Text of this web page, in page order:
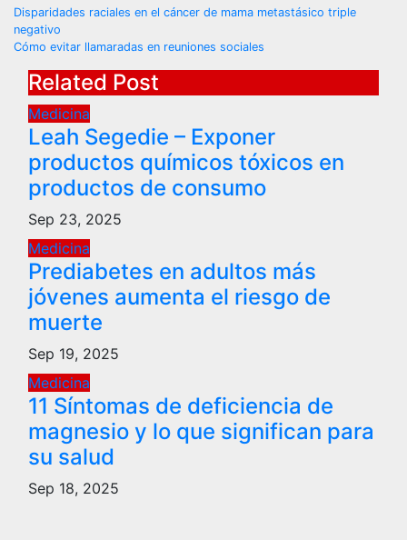
Post
navigation
Disparidades raciales en el cáncer de mama metastásico triple
negativo
Cómo evitar llamaradas en reuniones sociales
Related Post
Medicina
Leah Segedie – Exponer
productos químicos tóxicos en
productos de consumo
Sep 23, 2025
Medicina
Prediabetes en adultos más
jóvenes aumenta el riesgo de
muerte
Sep 19, 2025
Medicina
11 Síntomas de deficiencia de
magnesio y lo que significan para
su salud
Sep 18, 2025